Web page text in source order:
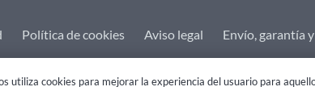
Política de cookies Aviso legal Envío, garantía
utiliza cookies para mejorar la experiencia del usuario para